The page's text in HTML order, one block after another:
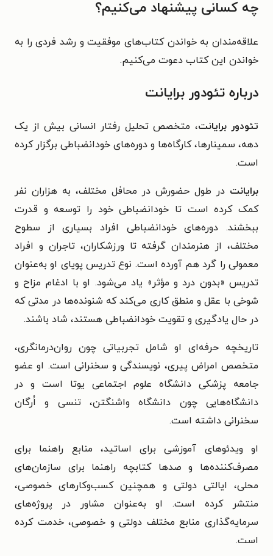
چه کسانی پیشنهاد می‌کنیم؟
علاقه‌مندان به خواندن کتاب‌های موفقیت و رشد فردی را به
خواندن این کتاب دعوت می‌کنیم.
درباره تئودور برایانت
تئودور برایانت، متخصص تحلیل رفتار انسانی بیش از یک
دهه، سمینارها، کارگاه‌ها و دوره‌های خودانضباطی برگزار کرده
است.
برایانت در طول حضورش در محافل مختلف، به هزاران نفر
کمک کرده است تا خودانضباطی خود را توسعه و قدرت
ببخشند. دوره‌های خودانضباطی افراد بسیاری از سطوح
مختلف، از هنرمندان گرفته تا ورزشکاران، تاجران و افراد
معمولی را گرد هم آورده است. نوع تدریس پویای او به‌عنوان
تدریس «بدون درد و مؤثر» یاد می‌شود. او با ادغام مزاح و
شوخی با عقل و منطق کاری می‌کند که شنونده‌ها در مدتی که
در حال یادگیری و تقویت خودانضباطی هستند، شاد باشند.
تاریخچه حرفه‌ای او شامل تجربیاتی چون روان‌درمانگری،
متخصص امراض پیری، نویسندگی و سخنرانی است. او عضو
جامعه پزشکی دانشگاه علوم اجتماعی یوتا است و در
دانشگاه‌هایی چون دانشگاه واشنگتن، تنسی و اُرگان
سخنرانی داشته است.
او ویدئوهای آموزشی برای اساتید، منابع راهنما برای
مصرف‌کننده‌ها و صدها کتابچه راهنما برای سازمان‌های
محلی، ایالتی دولتی و همچنین کسب‌وکارهای خصوصی،
منتشر کرده است. او به‌عنوان مشاور در پروژه‌های
سرمایه‌گذاری منابع مختلف دولتی و خصوصی، خدمت کرده
است.